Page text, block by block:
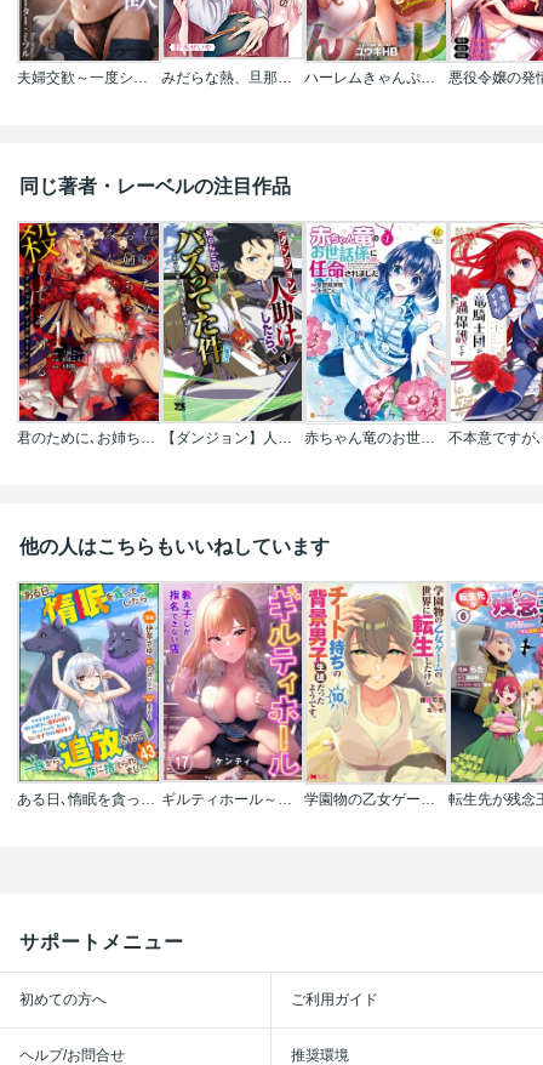
夫婦交歓～一度シたら戻れない…夫よりスゴい婚外セックス～ みだらな熱、旦那様のくちづけでほどける初夜 ハーレムきゃんぷっ！【フルカラー】
同じ著者・レーベルの注目作品
君のために､お姉ちゃんがみんな殺してあげる～プロジェクト ディアホライゾン～ 【ダンジョン】人助けしたら､知らんとこでバズってた件【実況】 赤ちゃん竜のお世話係に任命されました
他の人はこちらもいいねしています
サポートメニュー
初めての方へ ご利用ガイド
ヘルプ/お問合せ 推奨環境